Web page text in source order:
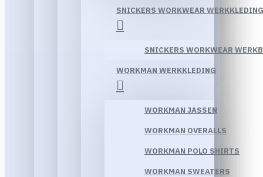
SNICKERS WORKWEAR WERKKLEDING
SNICKERS WORKWEAR
WORKMAN WERKKLEDING
WORKMAN JASSEN
WORKMAN OVERALLS
WORKMAN POLO SHIRTS
WORKMAN SWEATERS